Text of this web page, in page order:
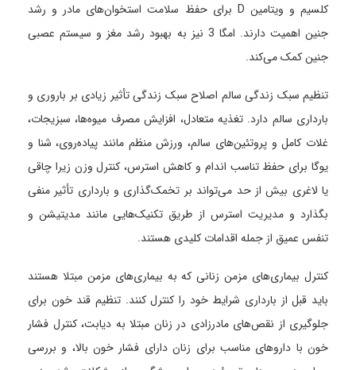
کلسیم و ویتامین D برای حفظ سلامت استخوان‌های مادر و رشد
جنین اهمیت دارند. امگا 3 نیز به بهبود رشد مغز و سیستم عصبی
جنین کمک می‌کند.
تنظیم سبک زندگی سالم اصلاح سبک زندگی تأثیر زیادی بر باروری و
بارداری سالم دارد. تغذیه متعادل، افزایش مصرف میوه‌ها، سبزیجات،
غلات کامل و پروتئین‌های سالم، ورزش منظم مانند پیاده‌روی، شنا و
یوگا برای حفظ تناسب اندام و کاهش استرس، کنترل وزن زیرا چاقی
یا لاغری بیش از حد می‌تواند بر تخمک‌گذاری و بارداری تأثیر منفی
بگذارد و مدیریت استرس از طریق تکنیک‌هایی مانند مدیتیشن و
تنفس عمیق از جمله اقدامات کلیدی هستند.
کنترل بیماری‌های مزمن زنانی که به بیماری‌های مزمن مبتلا هستند
باید قبل از بارداری شرایط خود را کنترل کنند. تنظیم قند خون برای
جلوگیری از نقص‌های مادرزادی در زنان مبتلا به دیابت، کنترل فشار
خون با داروهای مناسب برای زنان دارای فشار خون بالا، و بررسی